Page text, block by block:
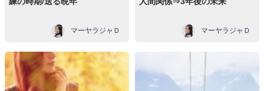
マーヤラジャＤ マーヤラジャＤ